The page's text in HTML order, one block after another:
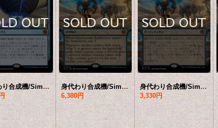
身代わり合成機/Simulacrum Synthesizer 【日本語版】 [BIG-青MR]
身代わり合成機/Simulacrum Synthesizer (ショーケース版) 【英語版】 [BIG-青MR]
6,380円
身代わり合成機/Simulacrum Synthesizer (ショーケース版) 【日本語版】 [BIG-青MR]
3,330円